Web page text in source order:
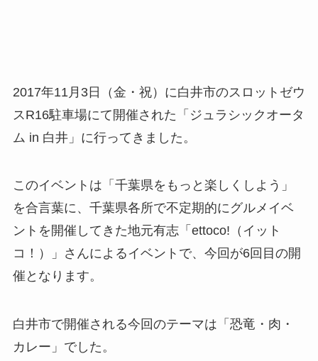
2017年11月3日（金・祝）に白井市のスロットゼウ
スR16駐車場にて開催された「ジュラシックオータ
ム in 白井」に行ってきました。
このイベントは「千葉県をもっと楽しくしよう」
を合言葉に、千葉県各所で不定期的にグルメイベ
ントを開催してきた地元有志「ettoco!（イット
コ！）」さんによるイベントで、今回が6回目の開
催となります。
白井市で開催される今回のテーマは「恐竜・肉・
カレー」でした。